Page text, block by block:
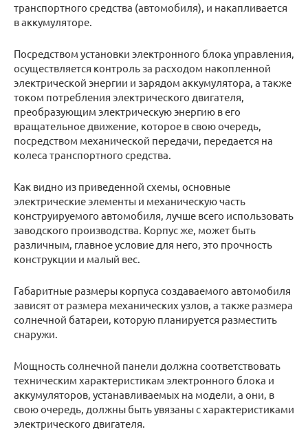
транспортного средства (автомобиля), и накапливается
в аккумуляторе.
Посредством установки электронного блока управления,
осуществляется контроль за расходом накопленной
электрической энергии и зарядом аккумулятора, а также
током потребления электрического двигателя,
преобразующим электрическую энергию в его
вращательное движение, которое в свою очередь,
посредством механической передачи, передается на
колеса транспортного средства.
Как видно из приведенной схемы, основные
электрические элементы и механическую часть
конструируемого автомобиля, лучше всего использовать
заводского производства. Корпус же, может быть
различным, главное условие для него, это прочность
конструкции и малый вес.
Габаритные размеры корпуса создаваемого автомобиля
зависят от размера механических узлов, а также размера
солнечной батареи, которую планируется разместить
снаружи.
Мощность солнечной панели должна соответствовать
техническим характеристикам электронного блока и
аккумуляторов, устанавливаемых на модели, а они, в
свою очередь, должны быть увязаны с характеристиками
электрического двигателя.